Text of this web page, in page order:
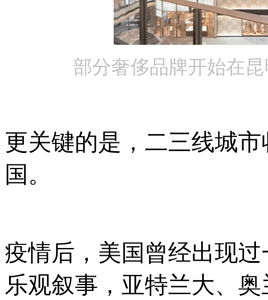
部分奢侈品牌开始在
更关键的是，二三线城
国。
疫情后，美国曾经出现
乐观叙事，亚特兰大、